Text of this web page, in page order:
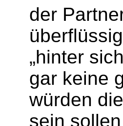
der
„hin­ter
gar keine
wür­den
sein